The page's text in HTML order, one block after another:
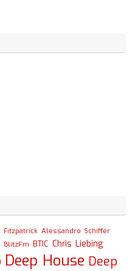
Fitzpatrick Alessandro Schiffer
BlitzFm BTIC Chris Liebing
Deep House Deep